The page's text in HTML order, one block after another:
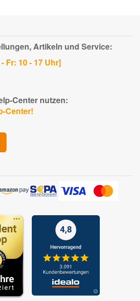
Artikeln und Service:
Fr: 10 - 17 Uhr]
Center nutzen:
Center!